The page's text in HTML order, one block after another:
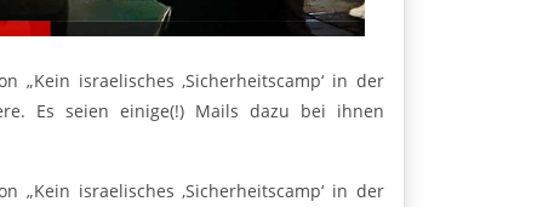
„Kein israelisches ‚Sicherheitscamp‘ in der
Es seien einige(!) Mails dazu bei ihnen
„Kein israelisches ‚Sicherheitscamp‘ in der